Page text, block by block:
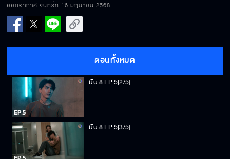
ออกอากาศ จันทร์ที่ 16 มิถุนายน 2568
ตอนทั้งหมด
นับ 8 EP.5[2/5]
นับ 8 EP.5[3/5]